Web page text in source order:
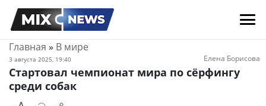
Главная » В мире
3 августа 2025, 19:40 Елена Борисова
Стартовал чемпионат мира по сёрфингу
среди собак